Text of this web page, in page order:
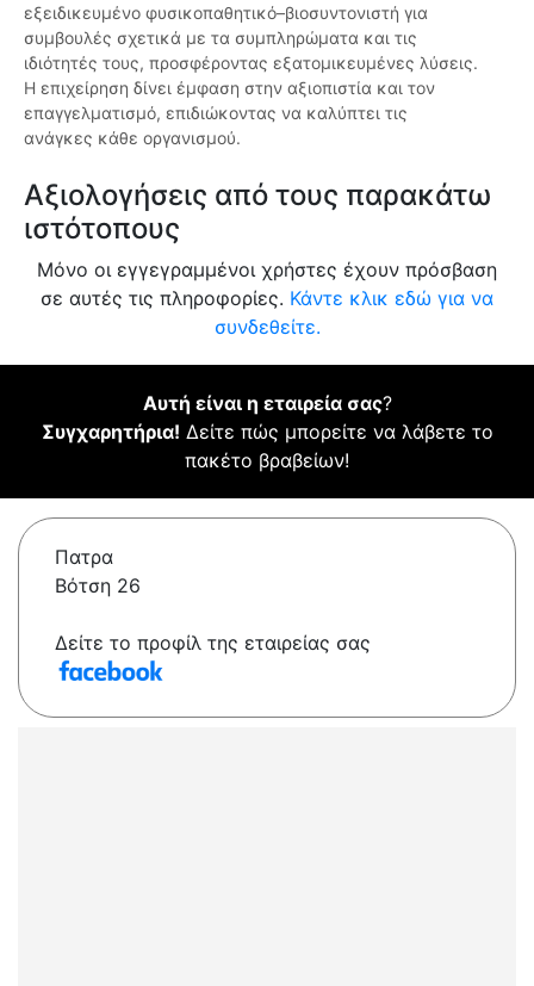
εξειδικευμένο φυσικοπαθητικό–βιοσυντονιστή για
συμβουλές σχετικά με τα συμπληρώματα και τις
ιδιότητές τους, προσφέροντας εξατομικευμένες λύσεις.
Η επιχείρηση δίνει έμφαση στην αξιοπιστία και τον
επαγγελματισμό, επιδιώκοντας να καλύπτει τις
ανάγκες κάθε οργανισμού.
Αξιολογήσεις από τους παρακάτω
ιστότοπους
Μόνο οι εγγεγραμμένοι χρήστες έχουν πρόσβαση
σε αυτές τις πληροφορίες. Κάντε κλικ εδώ για να
συνδεθείτε.
Αυτή είναι η εταιρεία σας?
Συγχαρητήρια! Δείτε πώς μπορείτε να λάβετε το
πακέτο βραβείων!
Πατρα
Βότση 26
Δείτε το προφίλ της εταιρείας σας